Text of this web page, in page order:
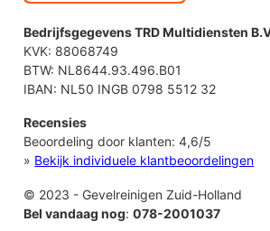
Bedrijfsgegevens TRD Multidiensten
KVK: 88068749
BTW: NL8644.93.496.B01
IBAN: NL50 INGB 0798 5512 32
Recensies
Beoordeling door klanten:4,6/5
» Bekijk individuele klantbeoordelingen
© 2023 - Gevelreinigen Zuid-Holland
Bel vandaag nog:078-2001037